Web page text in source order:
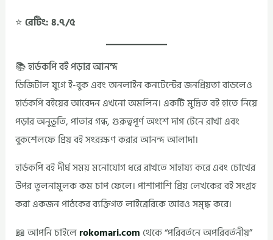
⭐রেটিং: ৪.৭/৫
📚 হার্ডকপি বই পড়ার আনন্দ
ডিজিটাল যুগে ই-বুক এবং অনলাইন কনটেন্টের জনপ্রিয়তা বাড়লেও
হার্ডকপি বইয়ের আবেদন এখনো অমলিন। একটি মুদ্রিত বই হাতে নিয়ে
পড়ার অনুভূতি, পাতার গন্ধ, গুরুত্বপূর্ণ অংশে দাগ টেনে রাখা এবং
বুকশেলফে প্রিয় বই সংরক্ষণ করার আনন্দ আলাদা।
হার্ডকপি বই দীর্ঘ সময় মনোযোগ ধরে রাখতে সাহায্য করে এবং চোখের
উপর তুলনামূলক কম চাপ ফেলে। পাশাপাশি প্রিয় লেখকের বই সংগ্রহ
করা একজন পাঠকের ব্যক্তিগত লাইব্রেরিকে আরও সমৃদ্ধ করে।
📖 আপনি চাইলেrokomari.com থেকে “পরিবর্তনে অপরিবর্তনীয়”